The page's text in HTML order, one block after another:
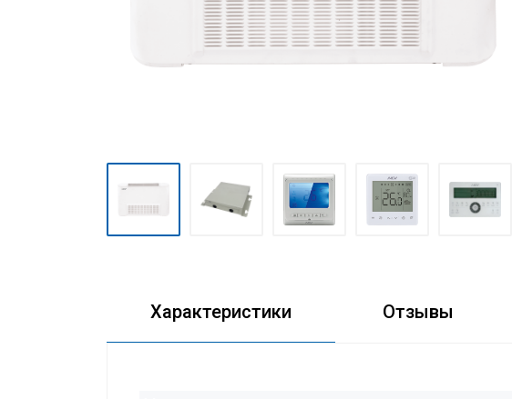
VRF-системы MDV
(мультизональные)
конденсаторные блоки
Руфтопы
Характеристики Отзывы